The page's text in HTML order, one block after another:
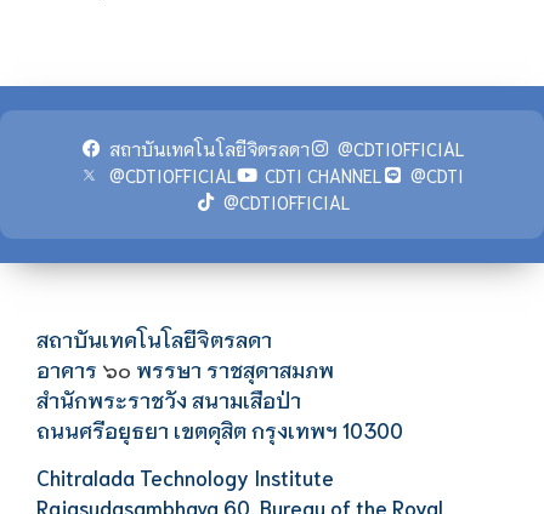
สถาบันเทคโนโลยีจิตรลดา
@CDTIOFFICIAL
@CDTIOFFICIAL
CDTI CHANNEL
@CDTI
@CDTIOFFICIAL
สถาบันเทคโนโลยีจิตรลดา
อาคาร ๖๐ พรรษา ราชสุดาสมภพ
สำนักพระราชวัง สนามเสือป่า
ถนนศรีอยุธยา เขตดุสิต กรุงเทพฯ 10300
Chitralada Technology Institute
Rajasudasambhava 60, Bureau of the Royal